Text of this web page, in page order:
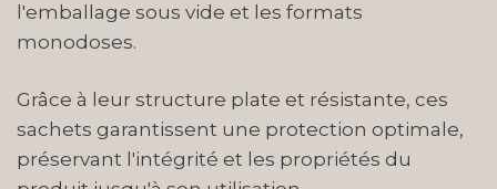
l'emballage sous vide et les formats
monodoses.
Grâce à leur structure plate et résistante, ces
sachets garantissent une protection optimale,
préservant l'intégrité et les propriétés du